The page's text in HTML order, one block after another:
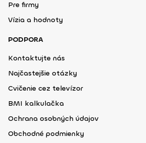
Pre firmy
Vízia a hodnoty
PODPORA
Kontaktujte nás
Najčastejšie otázky
Cvičenie cez televízor
BMI kalkulačka
Ochrana osobných údajov
Obchodné podmienky